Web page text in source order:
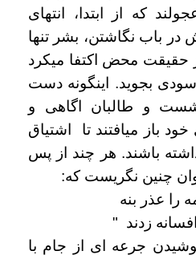
که از ابتدا، انتهای
باب نگاشتن، بشر تنها
حقیقت محض اکتفا میکرد
بجوید. اینگونه دست
و طالبان اگاهی و
باز میافتند تا اشتیاق
باشند. هر چند از پس
چنین نگریست که:
را عذر بنه
زدند "
جرعه ای از جام با